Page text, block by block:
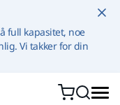
full kapasitet, noe
Vi takker for din